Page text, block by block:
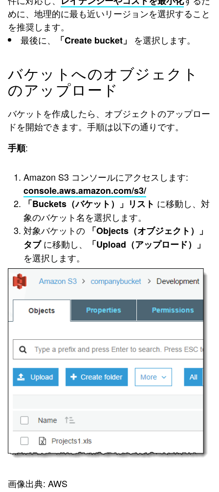
めに、地理的に最も近いリージョンを選択すること
を推奨します。
最後に、
「Create bucket」 を選択します。
バケットへのオブジェクト
のアップロード
バケットを作成したら、オブジェクトのアップロー
ドを開始できます。手順は以下の通りです。
手順:
Amazon S3 コンソールにアクセスします:
console.aws.amazon.com/s3/
「Buckets（バケット）」リスト に移動し、対
象のバケット名を選択します。
対象バケットの 「Objects（オブジェクト）」
タブに移動し、
「Upload（アップロード）」
を選択します。
画像出典: AWS